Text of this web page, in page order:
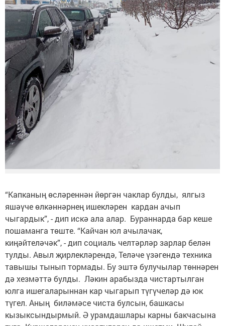
“Капканың өсләреннән йөргән чаклар булды, ялгыз
яшәүче өлкәннәрнең ишекләрен кардан ачып
чыгардык”, - дип искә ала алар. Бураннарда бар кеше
пошаманга төште. “Кайчан юл ачылачак,
киңәйтеләчәк”, - дип социаль челтәрләр зарлар белән
тулды. Авыл җирлекләрендә, Теләче үзәгендә техника
тавышы тынып тормады. Бу эштә булучылар төннәрен
дә хезмәттә булды. Ләкин арабызда чистартылган
юлга ишегаларыннан кар чыгарып түгүчеләр дә юк
түгел. Аның биләмәсе чиста булсын, башкасы
кызыксындырмый. Ә урамдашлары карны бакчасына